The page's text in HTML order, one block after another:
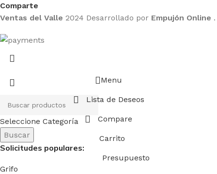
Comparte
Ventas del Valle 2024 Desarrollado por Empujón Online .
Seleccione Categoría
Buscar
Solicitudes populares:
Grifo
Menu
Lista de Deseos
Compare
Carrito
Presupuesto